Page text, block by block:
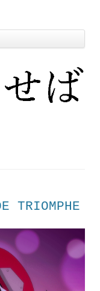
TRIOMPHE